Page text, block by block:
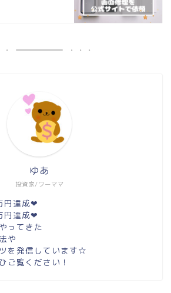
投資家/ワーママ
ゆあ
円達成❤︎
円達成❤︎
ってきた
や
を発信しています☆
ご覧ください！